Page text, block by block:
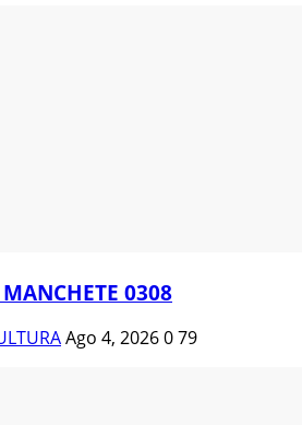
0308
Ago 4, 2026079